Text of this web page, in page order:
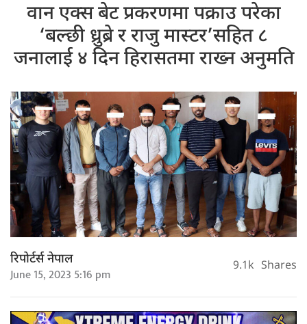
वान एक्स बेट प्रकरणमा पक्राउ परेका
‘बल्छी ध्रुब्रे र राजु मास्टर’सहित ८
जनालाई ४ दिन हिरासतमा राख्न अनुमति
रिपोर्टर्स नेपाल
June 15, 2023 5:16 pm 9.1k Shares